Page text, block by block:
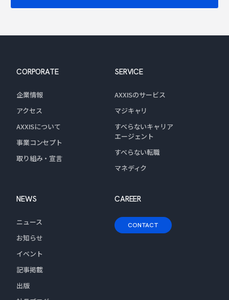
CORPORATE
企業情報
アクセス
AXXISについて
事業コンセプト
取り組み・宣言
SERVICE
AXXISのサービス
マジキャリ
すべらないキャリア
エージェント
すべらない転職
マネディク
NEWS
ニュース
お知らせ
イベント
記事掲載
出版
CAREER
CONTACT